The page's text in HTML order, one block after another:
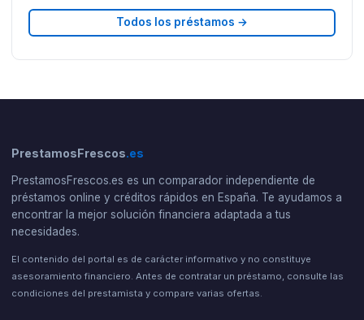
Todos los préstamos →
PrestamosFrescos.es
PrestamosFrescos.es es un comparador independiente de
préstamos online y créditos rápidos en España. Te ayudamos a
encontrar la mejor solución financiera adaptada a tus
necesidades.
El contenido del portal es de carácter informativo y no constituye
asesoramiento financiero. Antes de contratar un préstamo, consulte las
condiciones del prestamista y compare varias ofertas.